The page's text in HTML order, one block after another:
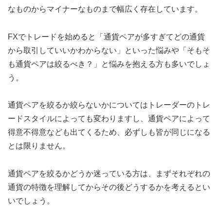
なものからマイナーなものまで幅広く存在しています。
FXでトレードを始めると「通貨ペアが多すぎてどの通貨
から取引していいかわからない」といった悩みや「そもそ
も通貨ペアは絞るべき？」と悩みを抱える方も多いでしょ
う。
通貨ペアを絞るか絞らないかについてはトレーダーのトレ
ードスタイルによっても変わりますし、通貨ペアによって
得意不得意なども出てくるため、必ずしも皆が同じになる
とは限りません。
通貨ペアを絞るかどうか迷っている方は、まずそれぞれの
通貨の特徴を理解してからその後どうするかを考えるとい
いでしょう。